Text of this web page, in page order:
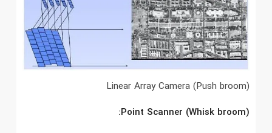
(Linear Array Camera (Push broom
(Point Scanner (Whisk broom: